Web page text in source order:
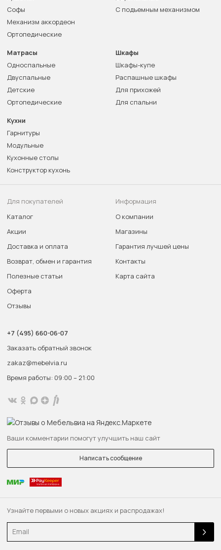
Узнайте первыми о новых акциях и распродажах!
Email
Софы
Механизм аккордеон
Ортопедические
С подъемным механизмом
Матрасы
Односпальные
Двуспальные
Детские
Ортопедические
Шкафы
Шкафы-купе
Распашные шкафы
Для прихожей
Для спальни
Кухни
Гарнитуры
Модульные
Кухонные столы
Конструктор кухонь
Для покупателей
Каталог
Акции
Доставка и оплата
Возврат, обмен и гарантия
Полезные статьи
Оферта
Отзывы
Информация
О компании
Магазины
Гарантия лучшей цены
Контакты
Карта сайта
+7 (495) 660-06-07
Заказать обратный звонок
zakaz@mebelvia.ru
Время работы: 09:00 – 21:00
Ваши комментарии помогут улучшить наш сайт
Написать сообщение